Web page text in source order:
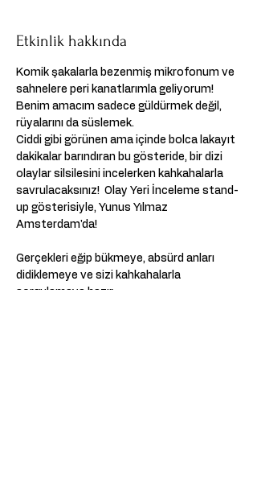
Etkinlik hakkında
Komik şakalarla bezenmiş mikrofonum ve
sahnelere peri kanatlarımla geliyorum!
Benim amacım sadece güldürmek değil,
rüyalarını da süslemek.
Ciddi gibi görünen ama içinde bolca lakayıt
dakikalar barındıran bu gösteride, bir dizi
olaylar silsilesini incelerken kahkahalarla
savrulacaksınız!  Olay Yeri İnceleme stand-
up gösterisiyle, Yunus Yılmaz
Amsterdam'da!
Gerçekleri eğip bükmeye, absürd anları
didiklemeye ve sizi kahkahalarla
sorgulamaya hazır.